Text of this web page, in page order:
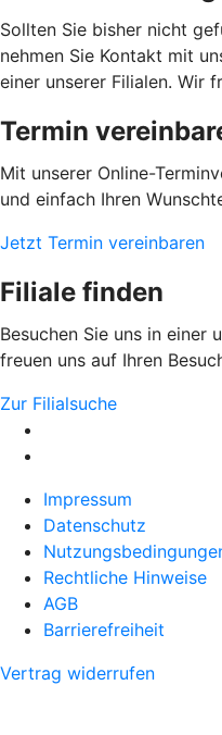
Sollten Sie bisher nicht
nehmen Sie Kontakt mit
einer unserer Filialen. Wir
Termin
Mit unserer Online-
und einfach Ihren
Jetzt Termin vereinbaren
Filiale finden
Besuchen Sie uns in einer
freuen uns auf Ihren
Zur Filialsuche
Impressum
Datenschutz
Rechtliche Hinweise
AGB
Barrierefreiheit
Vertrag widerrufen